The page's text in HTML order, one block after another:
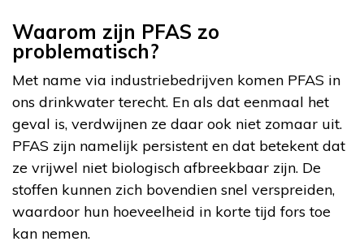
Waarom zijn PFAS zo
problematisch?
Met name via industriebedrijven komen PFAS in
ons drinkwater terecht. En als dat eenmaal het
geval is, verdwijnen ze daar ook niet zomaar uit.
PFAS zijn namelijk persistent en dat betekent dat
ze vrijwel niet biologisch afbreekbaar zijn. De
stoffen kunnen zich bovendien snel verspreiden,
waardoor hun hoeveelheid in korte tijd fors toe
kan nemen.